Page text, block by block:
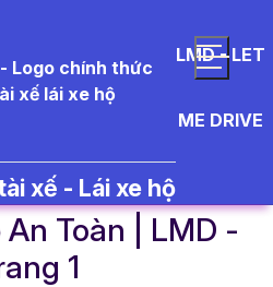
LMD - LET
ME DRIVE
xế - Lái xe hộ
tài xế - Thuê Tài
Toàn | LMD -
1​